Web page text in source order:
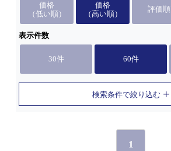
価格
（低い順）
価格
（高い順）
評価順
表示件数
30件 60件
検索条件で絞り込む
1